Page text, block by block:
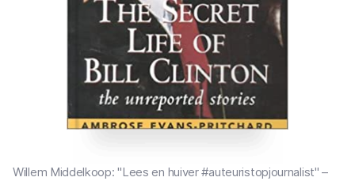
Willem Middelkoop: "Lees en huiver #auteuristopjournalist" –